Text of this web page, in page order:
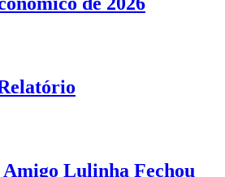
Lulinha Fechou